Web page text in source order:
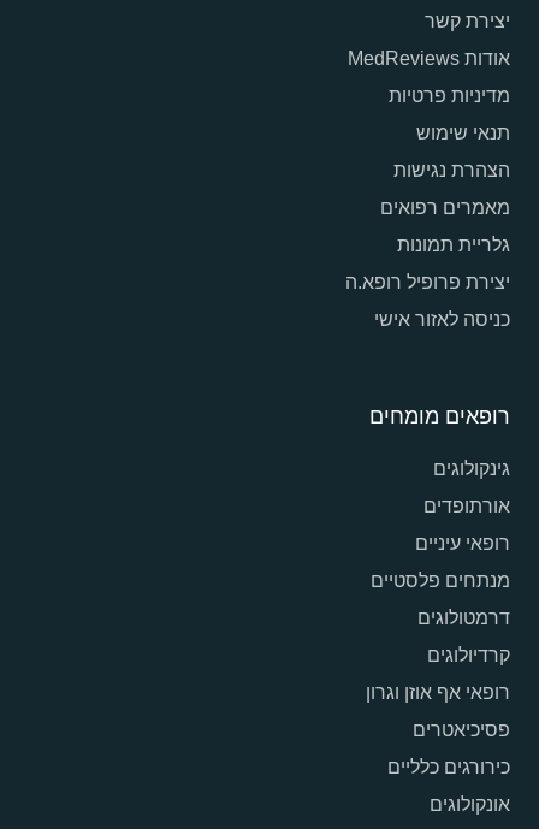
יצירת קשר
אודות MedReviews
מדיניות פרטיות
תנאי שימוש
הצהרת נגישות
מאמרים רפואים
גלריית תמונות
יצירת פרופיל רופא.ה
כניסה לאזור אישי
רופאים מומחים
גינקולוגים
אורתופדים
רופאי עיניים
מנתחים פלסטיים
דרמטולוגים
קרדיולוגים
רופאי אף אוזן וגרון
פסיכיאטרים
כירורגים כלליים
אונקולוגים